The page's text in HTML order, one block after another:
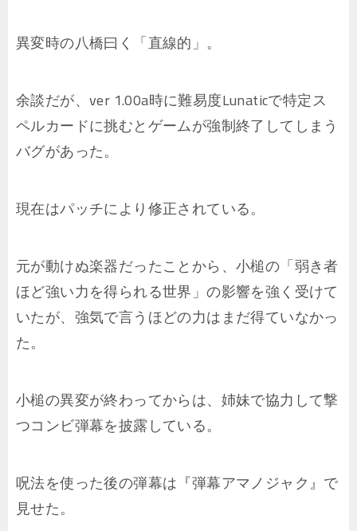
異変時の八橋曰く「直線的」。
余談だが、ver 1.00a時に難易度Lunaticで特定ス
ペルカードに挑むとゲームが強制終了してしまう
バグがあった。
現在はパッチにより修正されている。
元が動けぬ楽器だったことから、小槌の「弱き者
ほど強い力を得られる世界」の影響を強く受けて
いたが、強気で言うほどの力はまだ得ていなかっ
た。
小槌の異変が終わってからは、姉妹で協力して撃
つコンビ弾幕を披露している。
呪法を使った後の弾幕は『弾幕アマノジャク』で
見せた。